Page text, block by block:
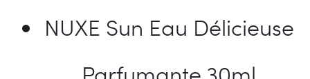
NUXE Sun Eau Délicieuse